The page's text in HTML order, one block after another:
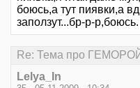
боюсь,а тут пиявки,а
заползут...бр-р-р,боюсь.
Re: Тема про
Lelya_In